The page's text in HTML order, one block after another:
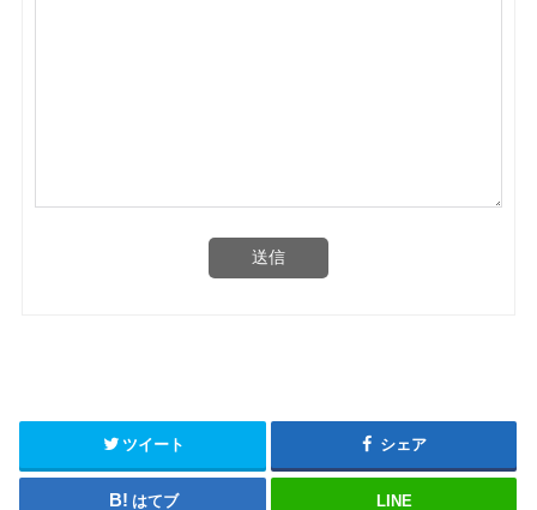
送信
ツイート シェア
はてブ LINE